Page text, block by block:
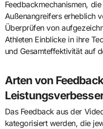
Feedbackmechanismen,
Außenangreifers erheblich
Überprüfen von
Athleten Einblicke in ihre
und Gesamteffektivität auf
Arten von
Das Feedback aus der
kategorisiert werden, die